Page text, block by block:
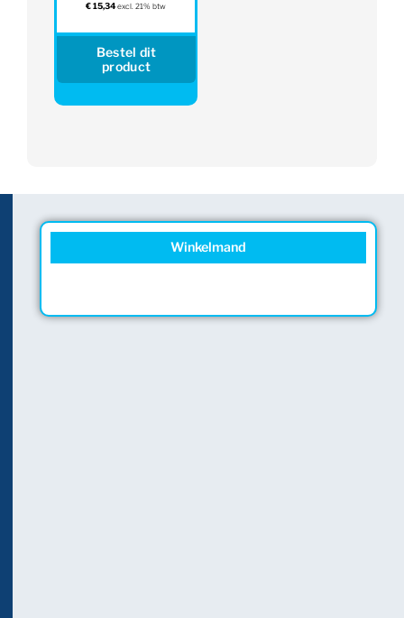
€15,34 excl. 21% btw
Bestel dit
product
Winkelmand